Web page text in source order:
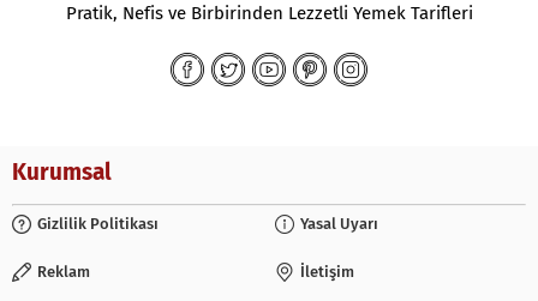
Pratik, Nefis ve Birbirinden Lezzetli Yemek Tarifleri
Kurumsal
Gizlilik Politikası Yasal Uyarı
Reklam İletişim